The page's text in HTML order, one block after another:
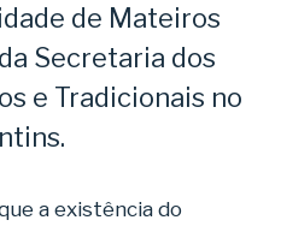
de Mateiros
Secretaria dos
e Tradicionais no
a existência do